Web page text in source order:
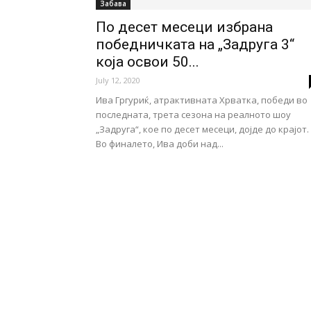
Забава
По десет месеци избрана
победничката на „Задруга 3“
која освои 50...
July 12, 2020
Ива Гргуриќ, атрактивната Хрватка, победи во
последната, трета сезона на реалното шоу
„Задруга“, кое по десет месеци, дојде до крајот.
Во финалето, Ива доби над...